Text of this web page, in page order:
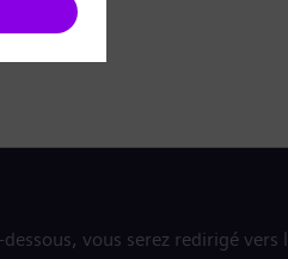
vous serez redirigé vers